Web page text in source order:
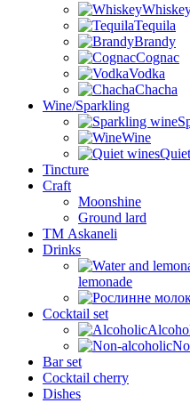
Tequila
Brandy
Cognac
Vodka
Chacha
Wine/Sparkling
Wine
Tincture
Craft
Moonshine
Ground lard
ТМ Askaneli
Drinks
lemonade
Cocktail set
Bar set
Cocktail cherry
Dishes